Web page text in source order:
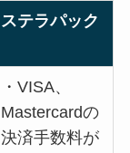
ステラパック
・VISA、
Mastercardの
決済手数料が